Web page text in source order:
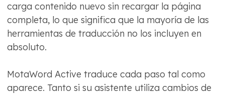
carga contenido nuevo sin recargar la página
completa, lo que significa que la mayoría de las
herramientas de traducción no los incluyen en
absoluto.
MotaWord Active traduce cada paso tal como
aparece. Tanto si su asistente utiliza cambios de